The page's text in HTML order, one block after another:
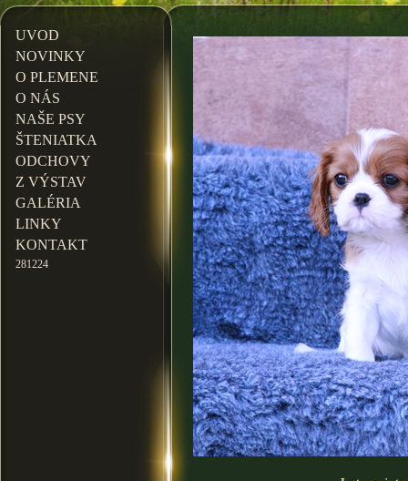
UVOD
NOVINKY
O PLEMENE
O NÁS
NAŠE PSY
ŠTENIATKA
ODCHOVY
Z VÝSTAV
GALÉRIA
LINKY
KONTAKT
281224